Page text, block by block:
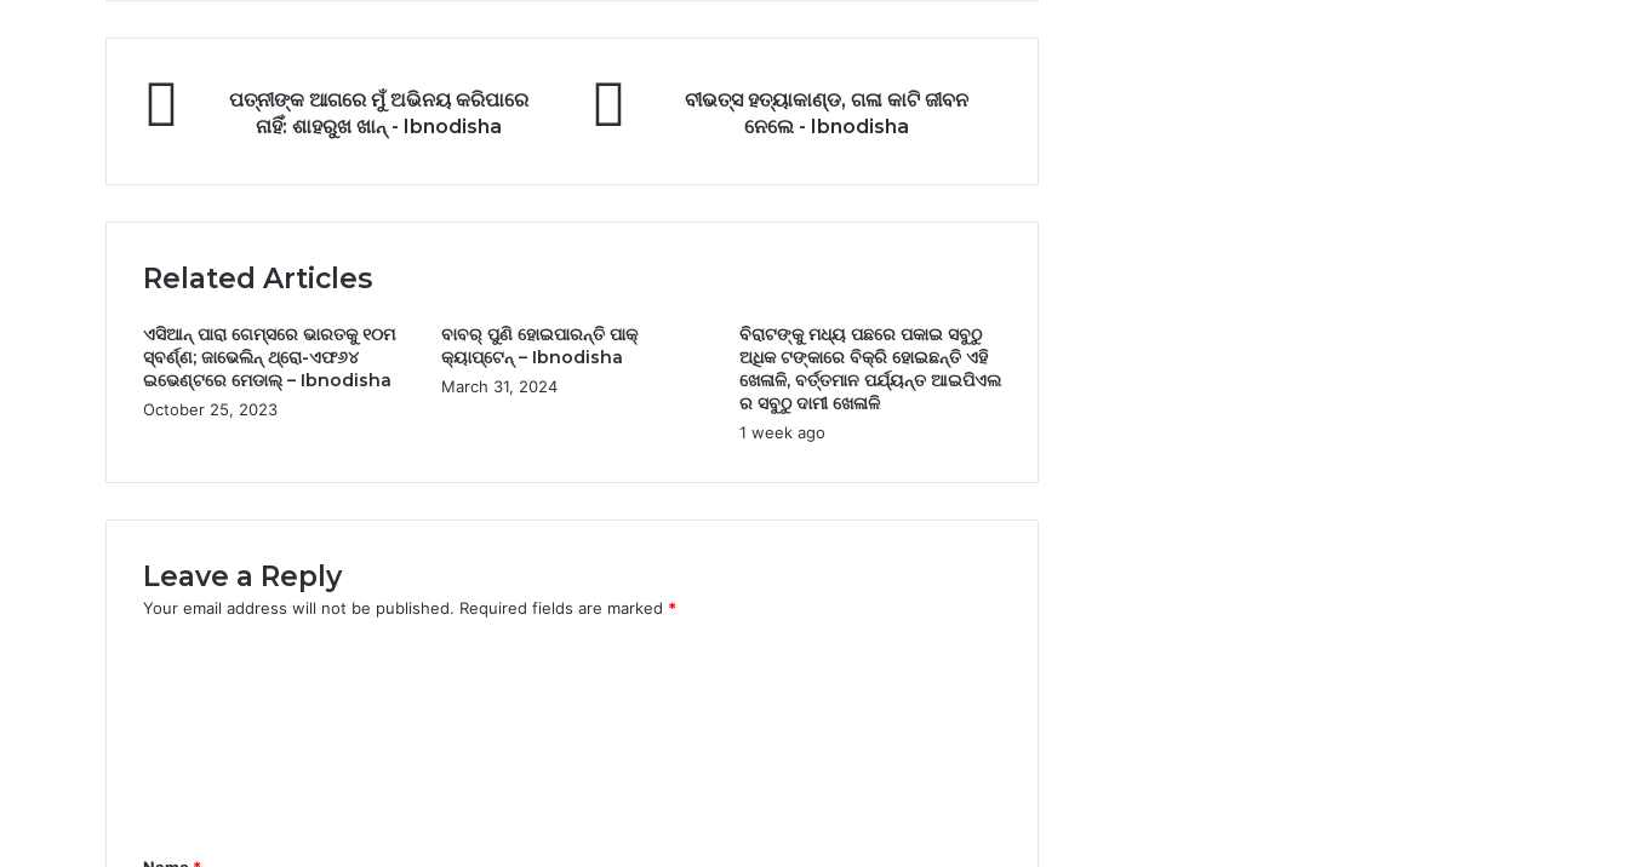
ପତ୍ନୀଙ୍କ ଆଗରେ ମୁଁ ଅଭିନୟ କରିପାରେ
ନାହିଁ: ଶାହରୁଖ ଖାନ୍ - Ibnodisha
ବୀଭତ୍ସ ହତ୍ୟାକାଣ୍ଡ, ଗଳା କାଟି ଜୀବନ
ନେଲେ - Ibnodisha
Related Articles
ଏସିଆନ୍ ପାରା ଗେମ୍ସରେ ଭାରତକୁ ୧୦ମ
ସ୍ବର୍ଣ୍ଣ; ଜାଭେଲିନ୍ ଥ୍ରୋ-ଏଫ୬୪
ଇଭେଣ୍ଟରେ ମେଡାଲ୍ – Ibnodisha
October 25, 2023
ବାବର୍ ପୁଣି ହୋଇପାରନ୍ତି ପାକ୍
କ୍ୟାପ୍‌ଟେନ୍ – Ibnodisha
March 31, 2024
ବିରାଟଙ୍କୁ ମଧ୍ୟ ପଛରେ ପକାଇ ସବୁଠୁ
ଅଧିକ ଟଙ୍କାରେ ବିକ୍ରି ହୋଇଛନ୍ତି ଏହି
ଖେଳାଳି, ବର୍ତ୍ତମାନ ପର୍ଯ୍ୟନ୍ତ ଆଇପିଏଲ
ର ସବୁଠୁ ଦାମୀ ଖେଳାଳି
1 week ago
Leave a Reply
Your email address will not be published. Required fields are marked *